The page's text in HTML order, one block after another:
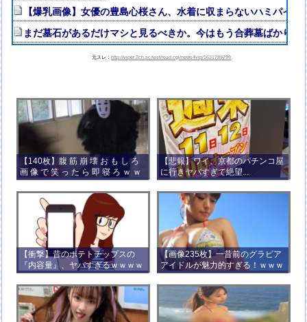
【爆乳画像】女優の豊島心桜さん、水着に収まらないハミパイ
まだ墓石があるだけマシと見るべきか。今はもう合葬墓ばかり
元スレ： http://viper.2ch.sc/test/read.cgi/news4vip/1631789799
【140枚】腹 筋 崩 壊 お も し ろ
画 像 で 笑 っ た ら 即 寝 ろ ｗ ｗ
ｗ ｗ ｗ ｗ ｗ ｗ ｗ ｗ ｗ ｗ
【悲報】ワイ、京都のパチンコ屋
に行きヤバすぎて絶望...
【衝撃】昔のポテトチップスの
『内容量』、ヤバすぎるｗｗｗｗ
ｗｗｗｗ
【画像235枚】一昔前のグラビア
アイドルが魅力的すぎる！ｗｗｗ